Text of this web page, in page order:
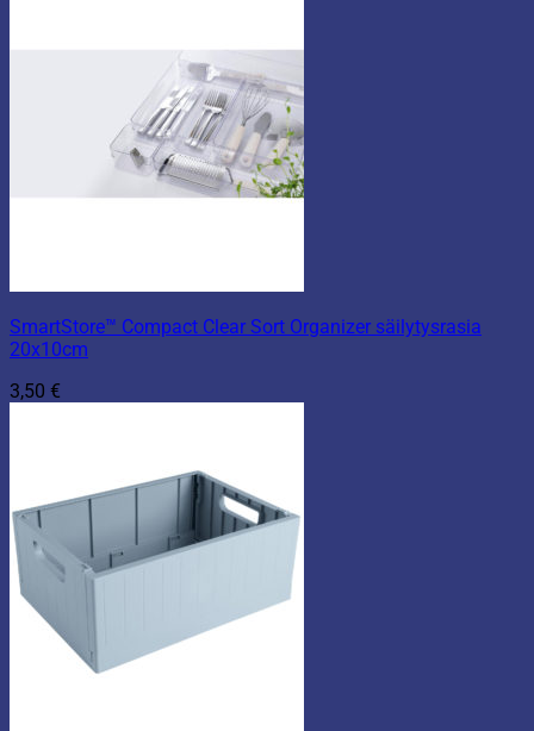
SmartStore™ Compact Clear Sort Organizer säilytysrasia
20x10cm
3,50 €